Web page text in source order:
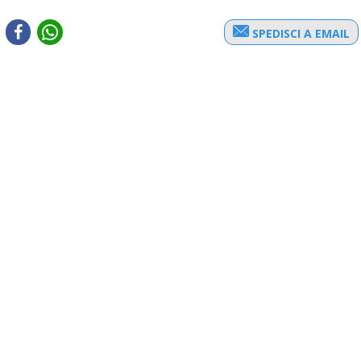
SPEDISCI A EMAIL